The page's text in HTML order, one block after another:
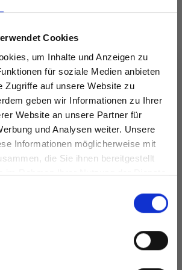
Cookies
um Inhalte und Anzeigen zu
für soziale Medien anbieten
Zugriffe auf unsere Website zu
geben wir Informationen zu Ihrer
Website an unsere Partner für
und Analysen weiter. Unsere
Informationen möglicherweise mit
die Sie ihnen bereitgestellt
im Rahmen Ihrer Nutzung der Dienste
2.50
LINDEHOBBY
COTTON 8/4
EUR 2.60
bis zu 50%
exklusiven Zugang zu